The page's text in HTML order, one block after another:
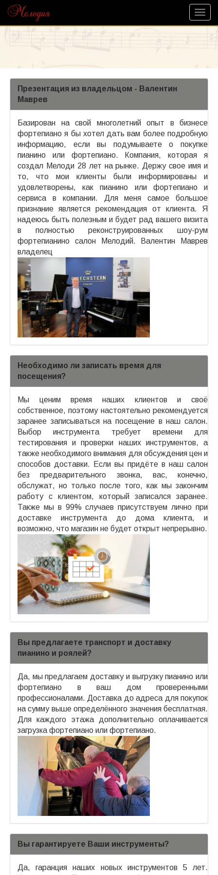
Презентация из владельцом - Валентин
Маврев
Базирован на свой многолетний опыт в бизнесе
фортепиано я бы хотел дать вам более подробную
информацию, если вы подумываете о покупке
пианино или фортепиано. Компания, которая я
создал Мелоди 28 лет на рынке. Держу свое имя и
то, что мои клиенты были информированы и
удовлетворены, как пианино или фортепиано и
сервиса в компании. Для меня самое большое
признание является рекомендация от клиента. Я
надеюсь быть полезным и будет рад вашего визита
в полностью реконструированных шоу-рум
фортепианино салон Мелодий. Валентин Маврев
владелец
Необходимо ли записать время для
посещения?
Мы ценим время наших клиентов и своё
собственное, поэтому настоятельно рекомендуется
заранее записываться на посещение в наш салон.
Выбор инструмента требует времени для
тестирования и проверки наших инструментов, а
также необходимого внимания для обсуждения цен и
способов доставки. Если вы придёте в наш салон
без предварительного звонка, вас, конечно,
обслужат, но только после того, как мы закончим
работу с клиентом, который записался заранее.
Также мы в 99% случаев присутствуем лично при
доставке инструмента до дома клиента, и
возможно, что магазин не будет открыт непрерывно.
Вы предлагаете транспорт и доставку
пианино и роялей?
Да, мы предлагаем доставку и выгрузку пианино или
фортепиано в ваш дом проверенными
профессионалами. Доставка до адреса для покупок
на сумму выше определённого значения бесплатная.
Для каждого этажа дополнительно оплачивается
загрузка фортепиано или фортепиано.
Вы гарантируете Ваши инструменты?
Да, гаранция наших новых инструментов 5 лет.